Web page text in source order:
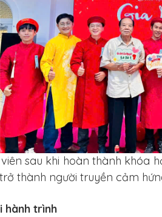
sau khi hoàn thành khóa
thành người truyền cảm
hành trình